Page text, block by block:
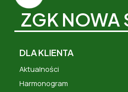
ZGK NOWA
DLA KLIENTA
Aktualności
Harmonogram